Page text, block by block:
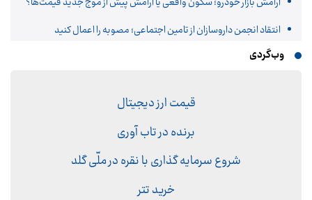
انتقاد انجمن داروسازان از تامین اجتماعی؛ مصوبه را اعمال کنید
وب‌گردی
قیمت ارز دیجیتال
برنده در تاب آوری
شروع سرمایه گذاری با نقره در ملّی گلد
خرید تتر